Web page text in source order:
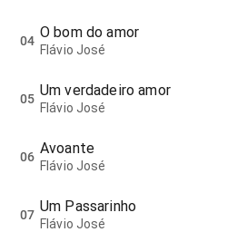
04 O bom do amor
Flávio José
05 Um verdadeiro amor
Flávio José
06 Avoante
Flávio José
07 Um Passarinho
Flávio José